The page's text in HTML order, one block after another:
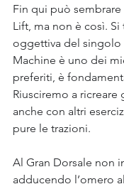
Fin qui può sembrare
Lift, ma non è così.
oggettiva del singolo
Machine è uno dei
preferiti, è
Riusciremo a ricreare
anche con altri
pure le trazioni.
Al Gran Dorsale non
adducendo l’omero